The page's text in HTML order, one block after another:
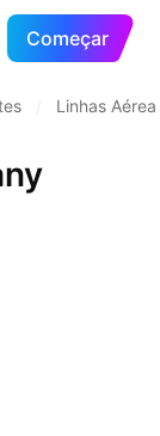
Começar
Linhas